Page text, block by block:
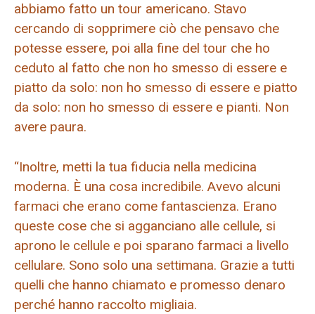
abbiamo fatto un tour americano. Stavo
cercando di sopprimere ciò che pensavo che
potesse essere, poi alla fine del tour che ho
ceduto al fatto che non ho smesso di essere e
piatto da solo: non ho smesso di essere e piatto
da solo: non ho smesso di essere e pianti. Non
avere paura.
“Inoltre, metti la tua fiducia nella medicina
moderna. È una cosa incredibile. Avevo alcuni
farmaci che erano come fantascienza. Erano
queste cose che si agganciano alle cellule, si
aprono le cellule e poi sparano farmaci a livello
cellulare. Sono solo una settimana. Grazie a tutti
quelli che hanno chiamato e promesso denaro
perché hanno raccolto migliaia.